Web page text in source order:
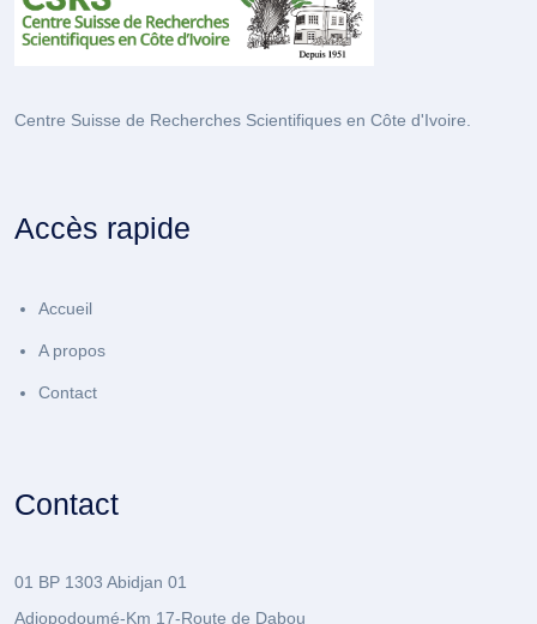
Centre Suisse de Recherches Scientifiques en Côte d'Ivoire.
Accès rapide
Accueil
A propos
Contact
Contact
01 BP 1303 Abidjan 01
Adiopodoumé-Km 17-Route de Dabou